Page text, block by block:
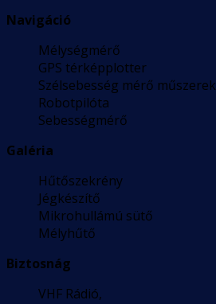
Navigáció
Mélységmérő
GPS térképplotter
Szélsebesség mérő műszerek
Robotpilóta
Sebességmérő
Galéria
Hűtőszekrény
Jégkészítő
Mikrohullámú sütő
Mélyhűtő
Biztosnág
VHF Rádió,